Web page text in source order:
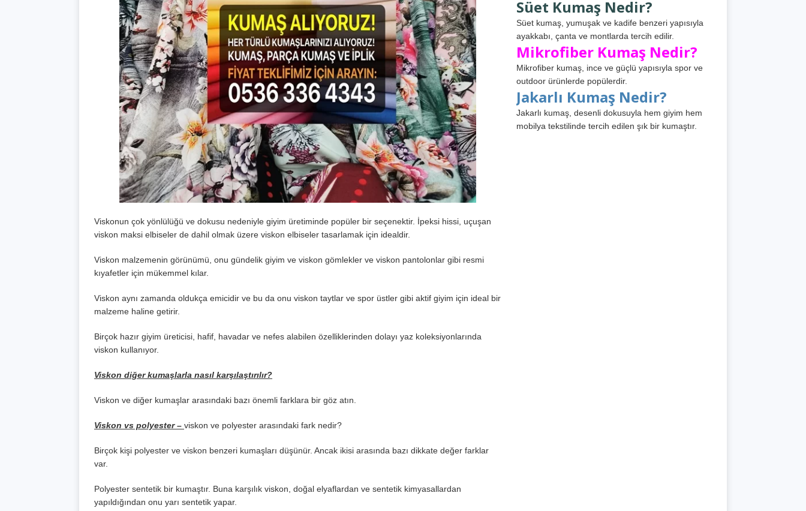
Viskonun çok yönlülüğü ve dokusu nedeniyle giyim üretiminde popüler bir seçenektir. İpeksi hissi, uçuşan
viskon maksi elbiseler de dahil olmak üzere viskon elbiseler tasarlamak için idealdir.
Viskon malzemenin görünümü, onu gündelik giyim ve viskon gömlekler ve viskon pantolonlar gibi resmi
kıyafetler için mükemmel kılar.
Viskon aynı zamanda oldukça emicidir ve bu da onu viskon taytlar ve spor üstler gibi aktif giyim için ideal bir
malzeme haline getirir.
Birçok hazır giyim üreticisi, hafif, havadar ve nefes alabilen özelliklerinden dolayı yaz koleksiyonlarında
viskon kullanıyor.
Viskon diğer kumaşlarla nasıl karşılaştırılır?
Viskon ve diğer kumaşlar arasındaki bazı önemli farklara bir göz atın.
Viskon vs polyester – viskon ve polyester arasındaki fark nedir?
Birçok kişi polyester ve viskon benzeri kumaşları düşünür. Ancak ikisi arasında bazı dikkate değer farklar
var.
Polyester sentetik bir kumaştır. Buna karşılık viskon, doğal elyaflardan ve sentetik kimyasallardan
yapıldığından onu yarı sentetik yapar.
Süet Kumaş Nedir?
Süet kumaş, yumuşak ve kadife benzeri yapısıyla
ayakkabı, çanta ve montlarda tercih edilir.
Mikrofiber Kumaş Nedir?
Mikrofiber kumaş, ince ve güçlü yapısıyla spor ve
outdoor ürünlerde popülerdir.
Jakarlı Kumaş Nedir?
Jakarlı kumaş, desenli dokusuyla hem giyim hem
mobilya tekstilinde tercih edilen şık bir kumaştır.